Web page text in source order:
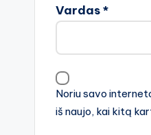
Vardas*
Noriu savo
iš naujo, kai kitą